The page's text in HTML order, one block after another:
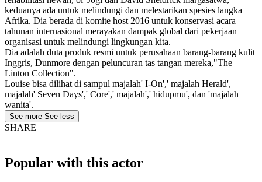
keduanya ada untuk melindungi dan melestarikan spesies langka
Afrika. Dia berada di komite host 2016 untuk konservasi acara
tahunan internasional merayakan dampak global dari pekerjaan
organisasi untuk melindungi lingkungan kita.
Dia adalah duta produk resmi untuk perusahaan barang-barang kulit
Inggris, Dunmore dengan peluncuran tas tangan mereka,"The
Linton Collection".
Louise bisa dilihat di sampul majalah' I-On',' majalah Herald',
majalah' Seven Days',' Core',' majalah',' hidupmu', dan 'majalah
wanita'.
See more See less
SHARE
Popular with this actor